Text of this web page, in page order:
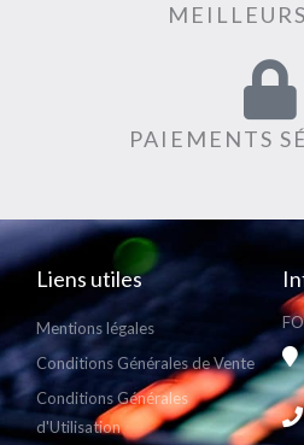
PAIEMENTS
Liens utiles
Mentions légales
Conditions Générales de Vente
Conditions Générales
d'Utilisation